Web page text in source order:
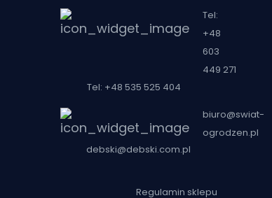
Tel:
+48
603
449 271
Tel: +48 535 525 404
biuro@swiat-
ogrodzen.pl
debski@debski.com.pl
Regulamin sklepu